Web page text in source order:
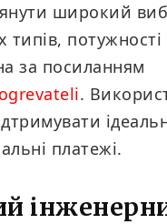
широкий
потужності
за посиланням
.
платежі.